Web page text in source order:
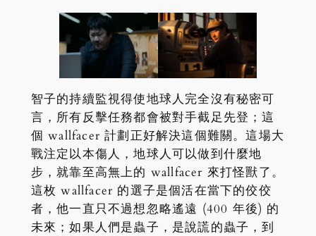
智子的持續監視得使地球人完全沒有秘密可
言，所有反擊任務都會被對手截足先登；這
個 wallfacer 計劃正好解決這個難關。這場大
戰注定以本傷人，地球人可以做到什麼地
步，就靠至高無上的 wallfacer 來打怪獸了。
這枚 wallfacer 的選子是個活在當下的佼佼
者，他一直只不過想忽略遙遠 (400 年後) 的
未來；如果人們是蟲子，是說謊的蟲子，到